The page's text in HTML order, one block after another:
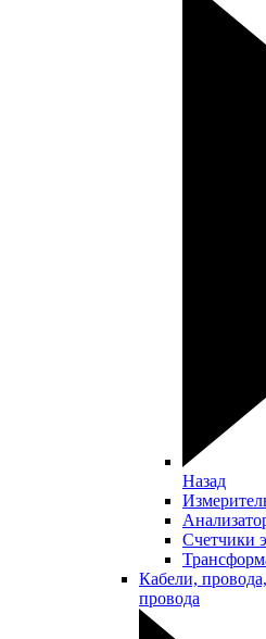
Назад
Счетчики
Кабели,
провода